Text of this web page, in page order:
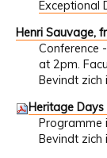
Exceptional
Henri Sauvage,
Conference
at 2pm.
Bevindt zich
Heritage
Programme
Bevindt zich